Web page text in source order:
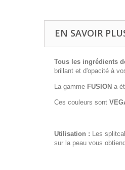
EN SAVOIR
Tous les ingrédients
brillant et d'opacité à
La gamme FUSION a
Ces couleurs sont
Utilisation : Les
sur la peau vous